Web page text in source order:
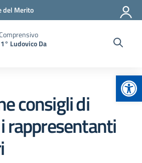
del Merito
Ludovico Da
consigli di
rappresentanti